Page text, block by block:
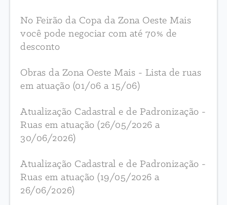
No Feirão da Copa da Zona Oeste Mais
você pode negociar com até 70% de
desconto
Obras da Zona Oeste Mais - Lista de ruas
em atuação (01/06 a 15/06)
Atualização Cadastral e de Padronização -
Ruas em atuação (26/05/2026 a
30/06/2026)
Atualização Cadastral e de Padronização -
Ruas em atuação (19/05/2026 a
26/06/2026)